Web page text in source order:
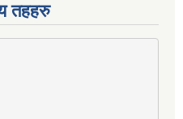
तहहरु